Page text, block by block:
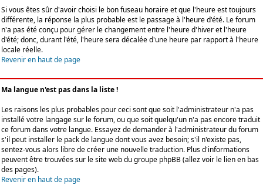
Si vous êtes sûr d'avoir choisi le bon fuseau horaire et que l'heure est toujours
différente, la réponse la plus probable est le passage à l'heure d'été. Le forum
n'a pas été conçu pour gérer le changement entre l'heure d'hiver et l'heure
d'été; donc, durant l'été, l'heure sera décalée d'une heure par rapport à l'heure
locale réelle.
Revenir en haut de page
Ma langue n'est pas dans la liste !
Les raisons les plus probables pour ceci sont que soit l'administrateur n'a pas
installé votre langage sur le forum, ou que soit quelqu'un n'a pas encore traduit
ce forum dans votre langue. Essayez de demander à l'administrateur du forum
s'il peut installer le pack de langue dont vous avez besoin; s'il n'existe pas,
sentez-vous alors libre de créer une nouvelle traduction. Plus d'informations
peuvent être trouvées sur le site web du groupe phpBB (allez voir le lien en bas
des pages).
Revenir en haut de page